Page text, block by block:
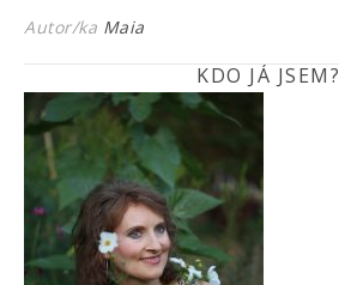
Autor/ka Maia
KDO JÁ JSEM?